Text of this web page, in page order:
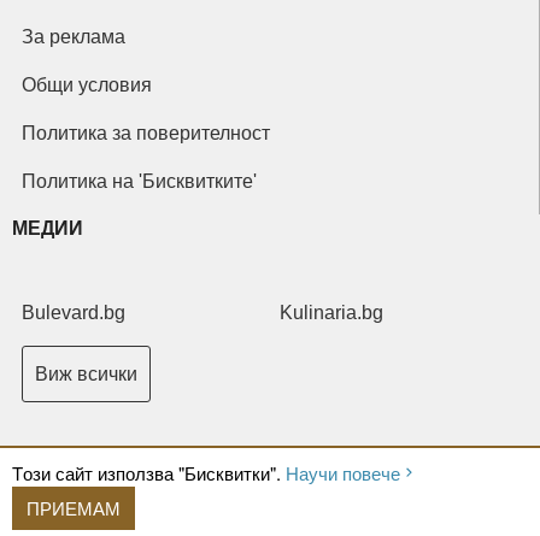
Tози сайт използва "Бисквитки". Научи повече
ПРИЕМАМ
За реклама
Общи условия
Политика за поверителност
Политика на 'Бисквитките'
МЕДИИ
Bulevard.bg Kulinaria.bg
Виж всички
Copyright © 2026 Ксениум ООД. Всички права запазени.